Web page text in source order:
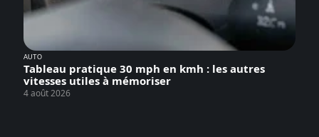
AUTO
Tableau pratique 30 mph en kmh : les autres
vitesses utiles à mémoriser
4 août 2026